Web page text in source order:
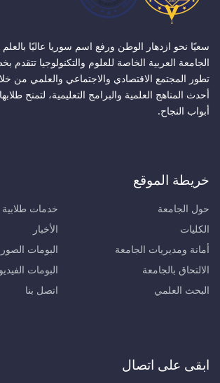
سعيًا نحو ازدهار الوطن ورفع اسم سوريا عاليًا
الجامعة العربية الخاصة للعلوم والتكنولوجيا تتقدم
تطور المجتمع الاقتصادي والاجتماعي والعلمي من
أحدث المناهج العلمية والبرامج التعليمية، لتمنح
أبواب النجاح.
خريطة الموقع
حول الجامعة
الكليات
أمانة ومديريات الجامعة
الالتحاق بالجامعة
البحث العلمي
خدمات طلابية
الأخبار
البومات الصور
البومات الفيديو
اتصل بنا
ابقى على اتصال